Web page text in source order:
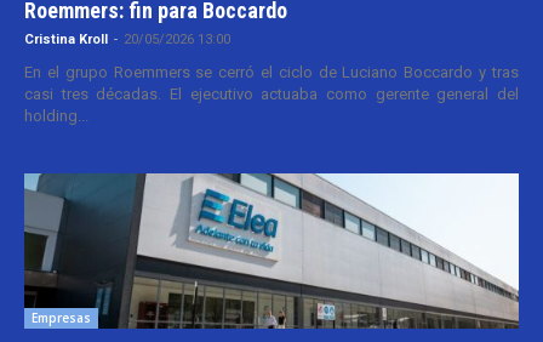
Roemmers: fin para Boccardo
Cristina Kroll - 20/05/2026 13:00
En el grupo Roemmers se cerró el ciclo de Luciano Boccardo y tras
casi tres décadas. El ejecutivo actuaba como gerente general del
holding...
Empresas